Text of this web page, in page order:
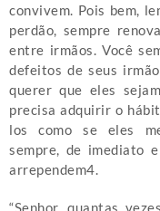
convivem. Pois bem,
perdão, sempre
entre irmãos. Você
defeitos de seus
querer que eles
precisa adquirir o
los como se eles
sempre, de imediato
arrependem4.
“Senhor, quantas